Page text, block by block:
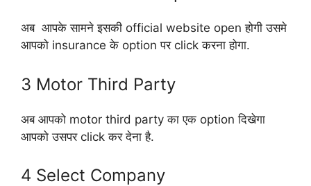
अब आपके सामने इसकी official website open होगी उसमे
आपको insurance के option पर click करना होगा.
3 Motor Third Party
अब आपको motor third party का एक option दिखेगा
आपको उसपर click कर देना है.
4 Select Company